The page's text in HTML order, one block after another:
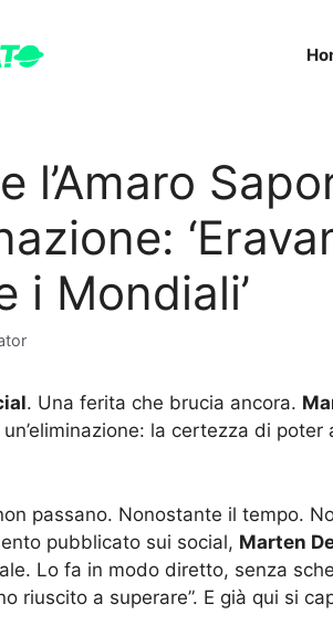
l’Amaro
i Mondiali’
. Una ferita che brucia ancora.
un’eliminazione: la certezza di
passano. Nonostante il tempo.
pubblicato sui social, Marten
Lo fa in modo diretto, senza
riuscito a superare”. E già qui si